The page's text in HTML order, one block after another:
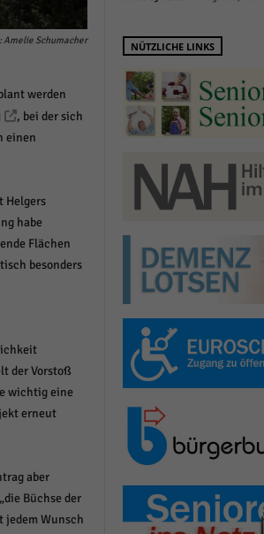
Schumacher
werden
, bei der sich
einen
Helgers
habe
Flächen
besonders
der Vorstoß
wichtig eine
erneut
aber
Büchse der
jedem Wunsch
NÜTZLICHE LINKS
und sind für die einwandfreie
Statistiken
helfen uns zu verstehen,
verwendet, um personalisierte
Externe Medien
werden standardmäßig blockiert.
der Zugriff auf diese Inhalte
Impressum